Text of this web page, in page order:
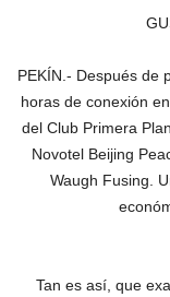
PEKÍN.- Después de
horas de conexión
del Club Primera
Novotel Beijing
Waugh Fusing.
Tan es así, que